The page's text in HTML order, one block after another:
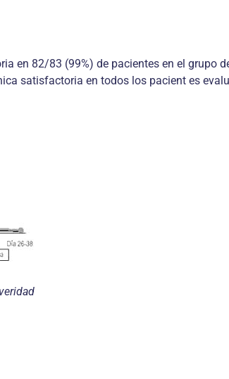
en 82/83 (99%) de pacientes en el grupo
satisfactoria en todos los pacient es